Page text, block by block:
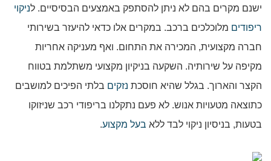
ישנם מקרים בהם לא ניתן להסתפק באמצעים הבסיסיים. לניקוי
ריפודים מלוכלכים ברכב. במקרים אלו כדאי להיעזר בשירותי
חברה מקצועית, המכירה את התחום. ואף מעניקה אחריות
מקיפה על שירותיה. השקעה בניקיון מקצועי משתלמת בטווח
הקצר והארוך. בגלל שהיא חוסכת נזקים בלתי הפיכים למושבים
כתוצאה מטעויות אנוש. לא פעם נתקלנו בריפודי רכב שניזוקו
בטעות, בניסיון ניקוי לבד ללא בעל מקצוע.